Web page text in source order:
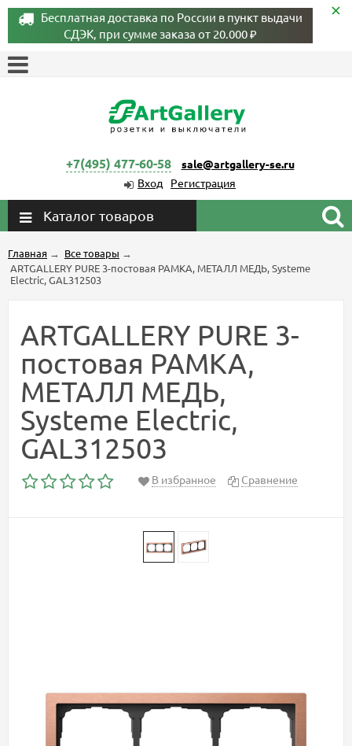
Бесплатная доставка по России в пункт выдачи
СДЭК, при сумме заказа от 20.000 ₽
+7(495) 477-60-58
sale@artgallery-se.ru
Вход
Регистрация
Каталог товаров
Главная → Все товары →
ARTGALLERY PURE 3-постовая РАМКА, МЕТАЛЛ МЕДЬ, Systeme
Electric, GAL312503
ARTGALLERY PURE 3-
постовая РАМКА,
МЕТАЛЛ МЕДЬ,
Systeme Electric,
GAL312503
В избранное Сравнение